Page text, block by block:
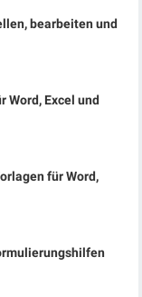
bearbeiten und
Word, Excel und
für Word,